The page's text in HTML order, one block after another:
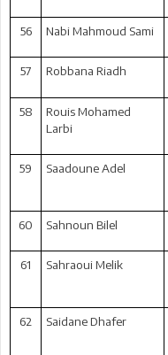
56 Nabi Mahmoud Sami
57 Robbana Riadh
58
Rouis Mohamed
Larbi
59 Saadoune Adel
60 Sahnoun Bilel
61 Sahraoui Melik
62 Saidane Dhafer